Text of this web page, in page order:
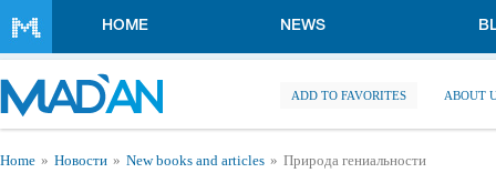
HOME NEWS
ADD TO FAVORITES ABOUT
You are here
Home Новости New books and articles Природа гениальности